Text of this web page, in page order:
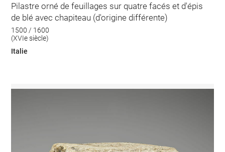
Pilastre orné de feuillages sur quatre facés et d'épis
de blé avec chapiteau (d'origine différente)
1500 / 1600
(XVIe siècle)
Italie